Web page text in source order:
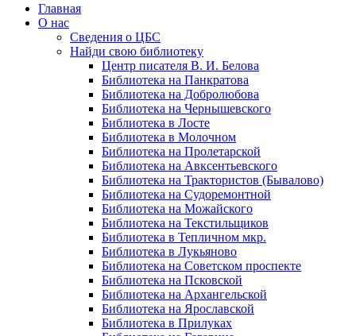
Главная
О нас
Сведения о ЦБС
Найди свою библиотеку
Центр писателя В. И. Белова
Библиотека на Панкратова
Библиотека на Добролюбова
Библиотека на Чернышевского
Библиотека в Лосте
Библиотека в Молочном
Библиотека на Пролетарской
Библиотека на Авксентьевского
Библиотека на Трактористов (Бывалово)
Библиотека на Судоремонтной
Библиотека на Можайского
Библиотека на Текстильщиков
Библиотека в Тепличном мкр.
Библиотека в Лукьяново
Библиотека на Советском проспекте
Библиотека на Псковской
Библиотека на Архангельской
Библиотека на Ярославской
Библиотека в Прилуках